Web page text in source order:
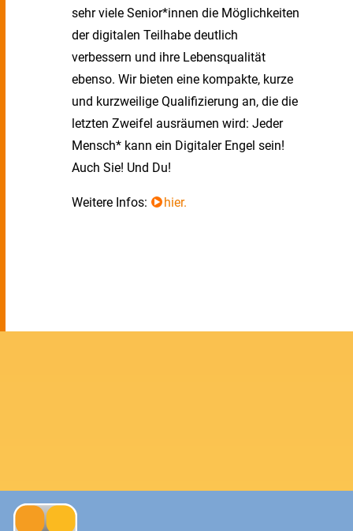
sehr viele Senior*innen die Möglichkeiten
der digitalen Teilhabe deutlich
verbessern und ihre Lebensqualität
ebenso. Wir bieten eine kompakte, kurze
und kurzweilige Qualifizierung an, die die
letzten Zweifel ausräumen wird: Jeder
Mensch* kann ein Digitaler Engel sein!
Auch Sie! Und Du!
Weitere Infos: hier.